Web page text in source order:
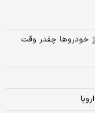
خودروها چقدر وقت